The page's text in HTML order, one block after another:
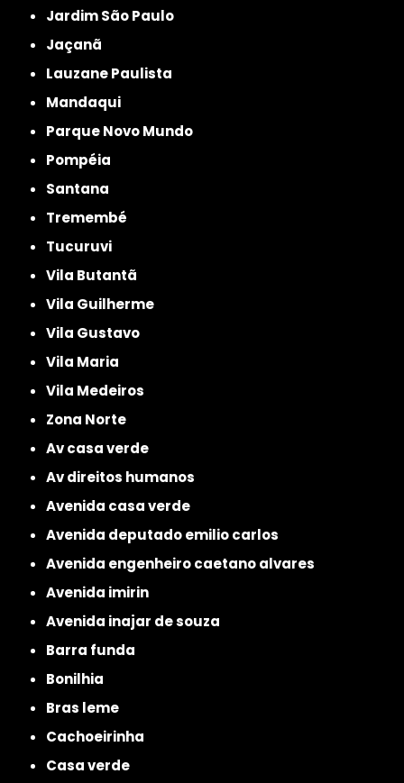
Jardim São Paulo
Jaçanã
Lauzane Paulista
Mandaqui
Parque Novo Mundo
Pompéia
Santana
Tremembé
Tucuruvi
Vila Butantã
Vila Guilherme
Vila Gustavo
Vila Maria
Vila Medeiros
Zona Norte
av casa verde
av direitos humanos
avenida casa verde
avenida deputado emilio carlos
avenida engenheiro caetano alvares
avenida imirin
avenida inajar de souza
barra funda
bonilhia
bras leme
cachoeirinha
casa verde